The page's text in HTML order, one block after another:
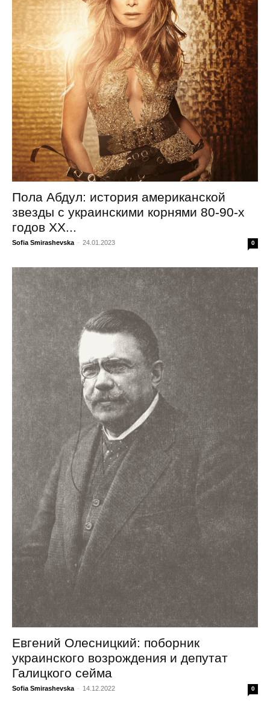
Пола Абдул: история американской
звезды с украинскими корнями 80-90-х
годов ХХ...
Sofia Smirashevska - 24.01.2023 0
Евгений Олесницкий: поборник
украинского возрождения и депутат
Галицкого сейма
Sofia Smirashevska - 14.12.2022 0